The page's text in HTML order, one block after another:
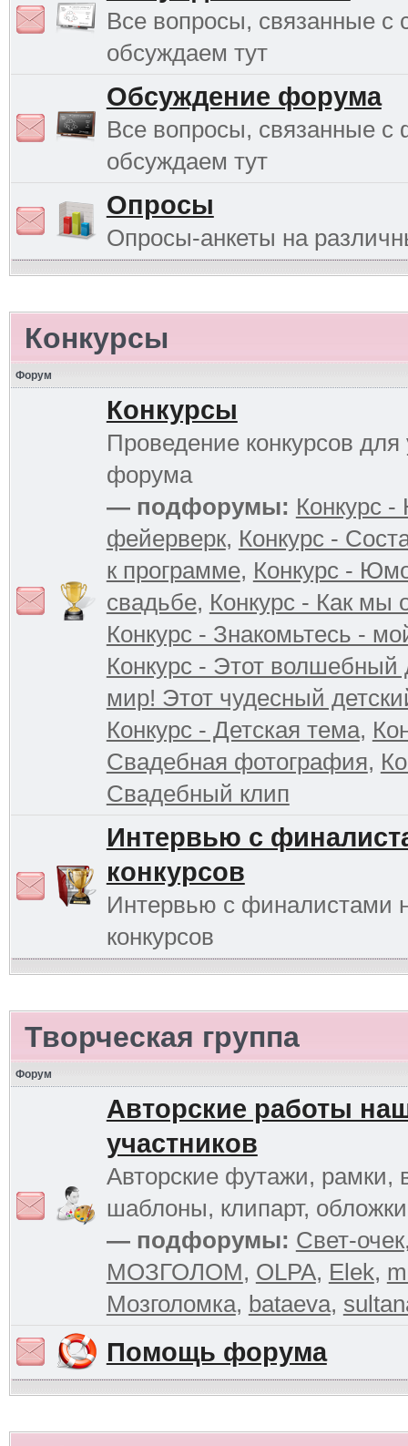
Все вопросы, связанные с
обсуждаем тут
Обсуждение форума
Все вопросы, связанные
обсуждаем тут
Опросы
Опросы-анкеты на
Конкурсы
Форум
Конкурсы
Проведение конкурсов для
форума
— подфорумы: Конкурс
фейерверк, Конкурс -
к программе, Конкурс -
свадьбе, Конкурс - Как мы
Конкурс - Знакомьтесь -
Конкурс - Этот волшебный
мир! Этот чудесный
Конкурс - Детская тема,
Свадебная фотография,
Свадебный клип
Интервью с
конкурсов
Интервью с финалистами
конкурсов
Творческая группа
Форум
Авторские работы
участников
Авторские футажи, рамки,
шаблоны, клипарт,
— подфорумы: Свет-очек
МОЗГОЛОМ, OLPA, Elek,
Мозголомка, bataeva,
Помощь форума